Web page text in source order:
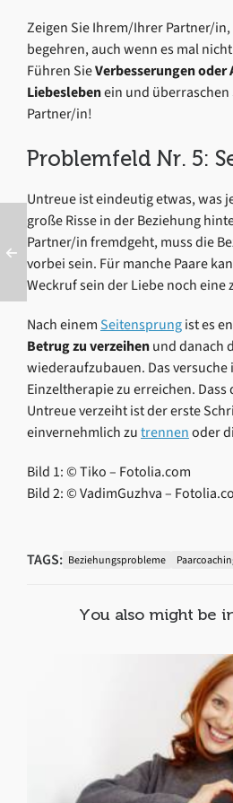
Zeigen Sie Ihrem/Ihrer Partner/
begehren, auch wenn es mal
Führen SieVerbesserungen
Liebeslebenein und
Partner/in!
Problemfeld Nr. 5:
Untreue ist eindeutig etwas, was
große Risse in der Beziehung
Partner/in fremdgeht, muss die
vorbei sein. Für manche Paare
Weckruf sein der Liebe noch eine
Nach einem Seitensprungist es
Betrug zu verzeihenund danach
wiederaufzubauen. Das versuche
Einzeltherapie zu erreichen.
Untreue verzeiht ist der erste
einvernehmlich zutrennenoder
Bild 1: © Tiko – Fotolia.com
Bild 2: © VadimGuzhva –
TAGS: Beziehungsprobleme
You also might be